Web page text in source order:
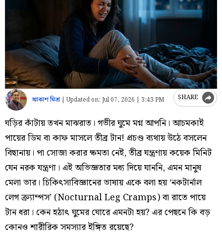
আকাশ মিশ্র |Updated on: Jul 07, 2026 | 3:43 PM SHARE
ঘড়ির কাঁটায় তখন মাঝরাত। গভীর ঘুমে মগ্ন আপনি। আচমকাই
পায়ের ডিম বা কাফ মাসলে তীব্র টান! প্রচণ্ড ব্যথায় উঠে বসলেন
বিছানায়। পা সোজা করার ক্ষমতা নেই, তীব্র যন্ত্রণায় কয়েক মিনিট
যেন নরক যন্ত্রণা। এই অভিজ্ঞতার মধ্য দিয়ে যাননি, এমন মানুষ
মেলা ভার। চিকিৎসাবিজ্ঞানের ভাষায় একে বলা হয় ‘নকটার্নাল
লেগ ক্র্যাম্পস’ (Nocturnal Leg Cramps) বা রাতে পায়ে
টান ধরা। কেন হঠাৎ ঘুমের ঘোরে এমনটা হয়? এর পেছনে কি বড়
কোনও শারীরিক সমস্যার ইঙ্গিত রয়েছে?